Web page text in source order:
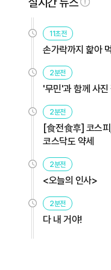
11초전
손가락까지 핥아
2분전
'무민'과 함께 사진
2분전
[食전食후] 코스
코스닥도 약세
2분전
<오늘의 인사>
2분전
다 내 거야!